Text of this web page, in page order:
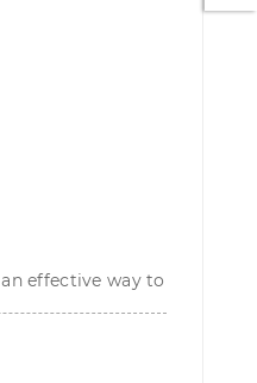
effective way to